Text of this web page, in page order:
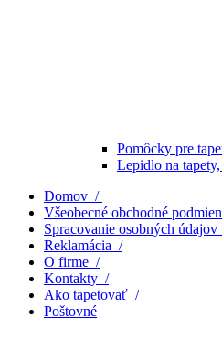
Pomôcky pre
Lepidlo na tapety,
Domov /
Všeobecné obchodné
Spracovanie osobných
Reklamácia /
O firme /
Kontakty /
Ako tapetovať /
Poštovné